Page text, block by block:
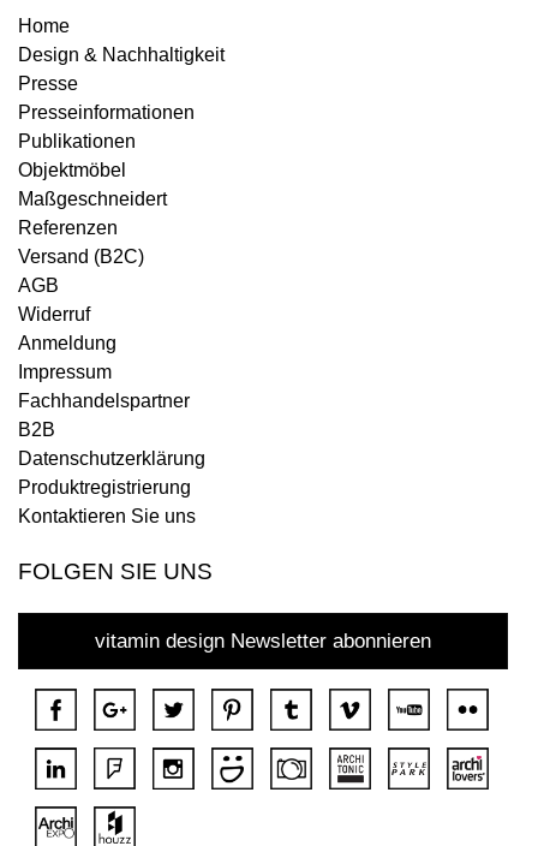
Home
Design & Nachhaltigkeit
Presse
Presseinformationen
Publikationen
Objektmöbel
Maßgeschneidert
Referenzen
Versand (B2C)
AGB
Widerruf
Anmeldung
Impressum
Fachhandelspartner
B2B
Datenschutzerklärung
Produktregistrierung
Kontaktieren Sie uns
FOLGEN SIE UNS
vitamin design Newsletter abonnieren